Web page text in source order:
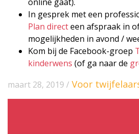
In gesprek met een
Plan directeen afspraak in
mogelijkheden in avond /
Kom bij de Facebook-groep
kinderwens (of ga naar de
maart 28, 2019 / Voor